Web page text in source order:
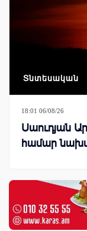
Տնտեսական
18:01 06/08/26
Սաուդյան
համար